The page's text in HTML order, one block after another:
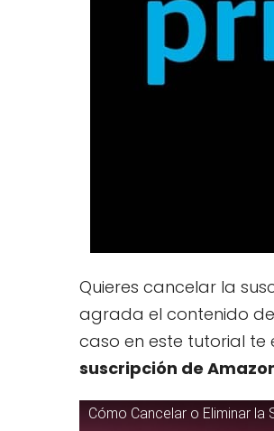
Quieres cancelar la
agrada el contenido
caso en este tutorial
suscripción de
Cómo Cancelar o Eliminar la